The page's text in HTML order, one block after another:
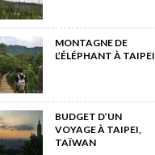
MONTAGNE DE
L’ÉLÉPHANT À TAIPEI
BUDGET D’UN
VOYAGE À TAIPEI,
TAÏWAN